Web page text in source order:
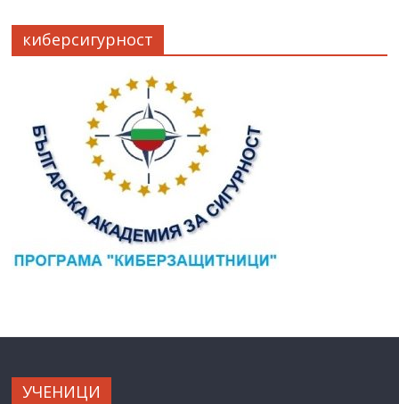
киберсигурност
УЧЕНИЦИ